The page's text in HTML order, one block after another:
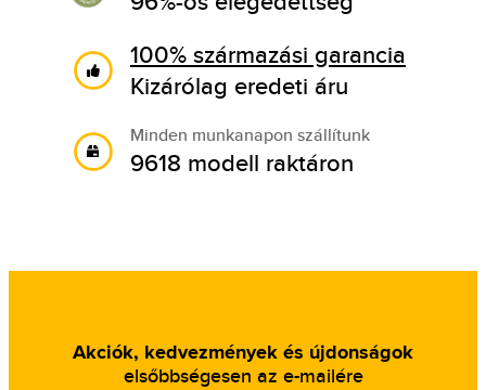
100% származási garancia
Kizárólag eredeti áru
Minden munkanapon szállítunk
9618 modell raktáron
Akciók, kedvezmények és újdonságok
elsőbbségesen az e-mailére